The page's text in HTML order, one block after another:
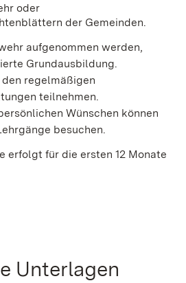
oder
der Gemeinden.
aufgenommen werden,
Grundausbildung.
regelmäßigen
teilnehmen.
Wünschen können
besuchen.
erfolgt für die ersten 12 Monate
Unterlagen